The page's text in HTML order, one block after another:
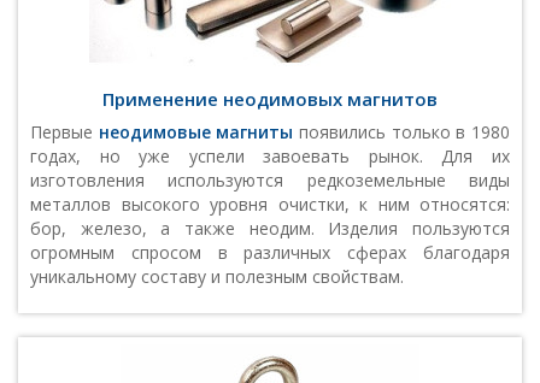
Применение неодимовых магнитов
Первые неодимовые магниты появились только в 1980
годах, но уже успели завоевать рынок. Для их
изготовления используются редкоземельные виды
металлов высокого уровня очистки, к ним относятся:
бор, железо, а также неодим. Изделия пользуются
огромным спросом в различных сферах благодаря
уникальному составу и полезным свойствам.